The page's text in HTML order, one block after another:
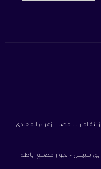
خلف بنزينة امارات مصر – زهراء المعادي –
بلبيس – بجوار مصنع اباظة